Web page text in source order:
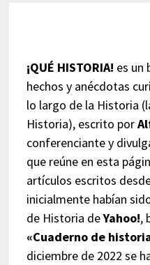
¡QUÉ HISTORIA! es un
hechos y anécdotas
lo largo de la Historia
Historia), escrito por
conferenciante y
que reúne en esta
artículos escritos
inicialmente habían
de Historia deYahoo!,
«Cuaderno de
diciembre de 2022 se